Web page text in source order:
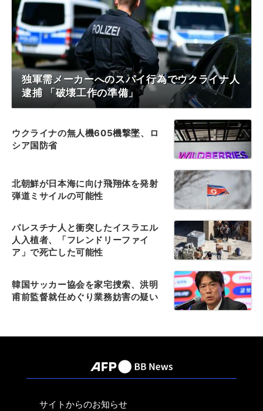
独軍需メーカーへのスパイ行為でウクライナ人
逮捕 「破壊工作の準備」
ウクライナの無人機605機撃墜、ロ
シア国防省
北朝鮮が日本海に向け飛翔体を発射
弾道ミサイルの可能性
パレスチナ人と衝突したイスラエル
人入植者、「フレンドリーファイ
ア」で死亡した可能性
韓国サッカー協会を家宅捜索、洪明
甫前監督就任めぐり業務妨害の疑い
サイトからのお知らせ